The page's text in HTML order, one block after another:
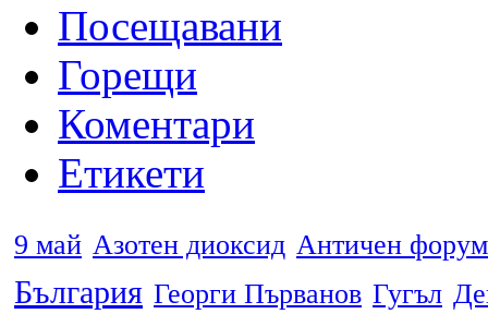
Посещавани
Горещи
Коментари
Етикети
9 май Азотен диоксид Античен форум
България Георги Първанов Гугъл